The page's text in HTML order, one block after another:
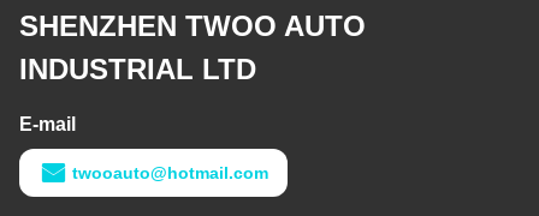
SHENZHEN TWOO AUTO
INDUSTRIAL LTD
E-mail
twooauto@hotmail.com